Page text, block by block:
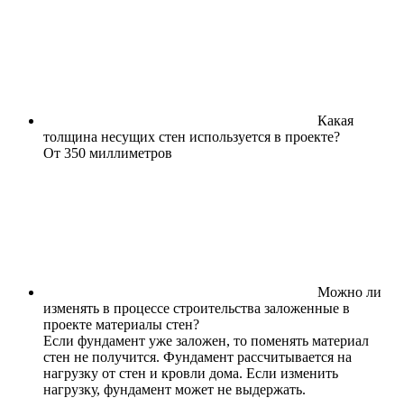
Какая
толщина несущих стен используется в проекте?
От 350 миллиметров
Можно ли
изменять в процессе строительства заложенные в
проекте материалы стен?
Если фундамент уже заложен, то поменять материал
стен не получится. Фундамент рассчитывается на
нагрузку от стен и кровли дома. Если изменить
нагрузку, фундамент может не выдержать.